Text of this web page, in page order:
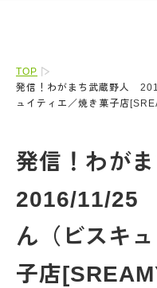
TOP
発信！わがまち武蔵野人
ュイティエ／焼き菓子店
発信！わが
2016/11/25
ん（ビスキ
子店